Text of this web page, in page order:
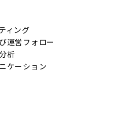
ィング
運営フォロー
析
ケーション